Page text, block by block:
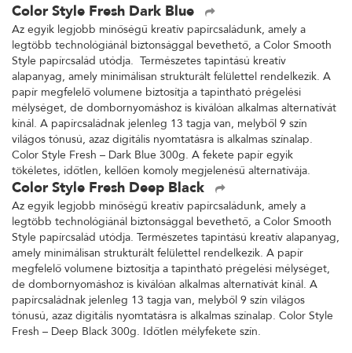
Color Style Fresh Dark Blue
Az egyik legjobb minőségű kreatív papírcsaládunk, amely a
legtöbb technológiánál biztonsággal bevethető, a Color Smooth
Style papírcsalád utódja. Természetes tapintású kreatív
alapanyag, amely minimálisan strukturált felülettel rendelkezik. A
papír megfelelő volumene biztosítja a tapintható prégelési
mélységet, de dombornyomáshoz is kiválóan alkalmas alternatívát
kínál. A papírcsaládnak jelenleg 13 tagja van, melyből 9 szín
világos tónusú, azaz digitális nyomtatásra is alkalmas színalap.
Color Style Fresh – Dark Blue 300g. A fekete papír egyik
tökéletes, időtlen, kellően komoly megjelenésű alternatívája.
Color Style Fresh Deep Black
Az egyik legjobb minőségű kreatív papírcsaládunk, amely a
legtöbb technológiánál biztonsággal bevethető, a Color Smooth
Style papírcsalád utódja. Természetes tapintású kreatív alapanyag,
amely minimálisan strukturált felülettel rendelkezik. A papír
megfelelő volumene biztosítja a tapintható prégelési mélységet,
de dombornyomáshoz is kiválóan alkalmas alternatívát kínál. A
papírcsaládnak jelenleg 13 tagja van, melyből 9 szín világos
tónusú, azaz digitális nyomtatásra is alkalmas színalap. Color Style
Fresh – Deep Black 300g. Időtlen mélyfekete szín.